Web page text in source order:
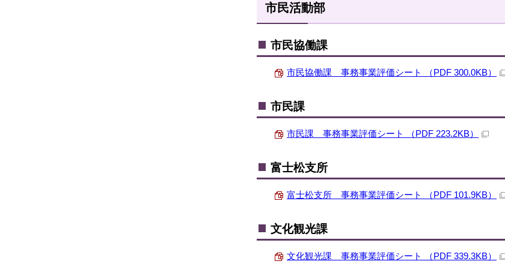
市民活動部
市民協働課
市民協働課 事務事業評価シート （PDF 300.0KB）
市民課
市民課 事務事業評価シート （PDF 223.2KB）
富士松支所
富士松支所 事務事業評価シート （PDF 101.9KB）
文化観光課
文化観光課 事務事業評価シート （PDF 339.3KB）